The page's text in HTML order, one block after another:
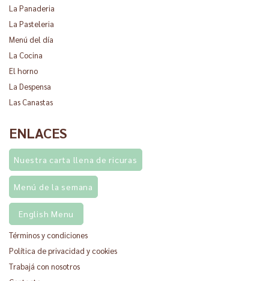
La Panaderia
La Pasteleria
Menú del día
La Cocina
El horno
La Despensa
Las Canastas
ENLACES
Nuestra carta llena de ricuras
Menú de la semana
English Menu
Términos y condiciones
Política de privacidad y cookies
Trabajá con nosotros